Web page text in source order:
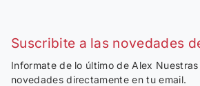
Suscribite a las novedades
Informate de lo último de Alex
novedades directamente en tu email.